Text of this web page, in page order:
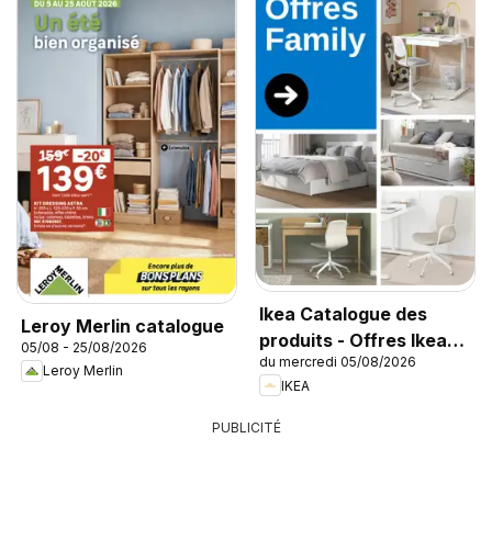
Leroy Merlin catalogue
05/08 - 25/08/2026
Leroy Merlin
Ikea Catalogue des
produits - Offres Ikea
Family
du mercredi 05/08/2026
IKEA
PUBLICITÉ